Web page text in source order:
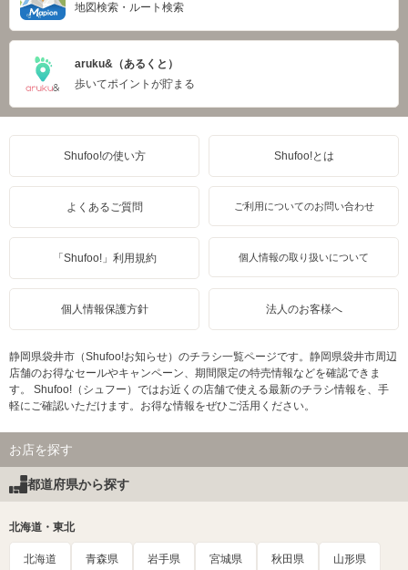
地図検索・ルート検索
aruku&（あるくと）
歩いてポイントが貯まる
Shufoo!の使い方 Shufoo!とは
よくあるご質問 ご利用についてのお問い合わせ
「Shufoo!」利用規約 個人情報の取り扱いについて
個人情報保護方針 法人のお客様へ
静岡県袋井市（Shufoo!お知らせ）のチラシ一覧ページです。静岡県袋井市周辺
店舗のお得なセールやキャンペーン、期間限定の特売情報などを確認できま
す。 Shufoo!（シュフー）ではお近くの店舗で使える最新のチラシ情報を、手
軽にご確認いただけます。お得な情報をぜひご活用ください。
お店を探す
都道府県から探す
北海道・東北
北海道 青森県 岩手県 宮城県 秋田県 山形県